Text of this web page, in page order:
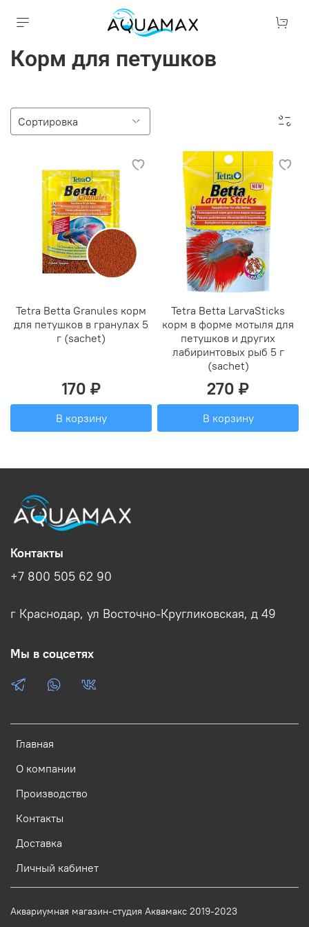
Корм для петушков
Tetra Betta Granules корм
для петушков в гранулах 5
г (sachet)
170 ₽
В корзину
Tetra Betta LarvaSticks
корм в форме мотыля для
петушков и других
лабиринтовых рыб 5 г
(sachet)
270 ₽
В корзину
Главная
О компании
Производство
Контакты
Доставка
Личный кабинет
Контакты
+7 800 505 62 90
г Краснодар, ул Восточно-Кругликовская, д 49
Мы в соцсетях
Аквариумная магазин-студия Аквамакс 2019-2023